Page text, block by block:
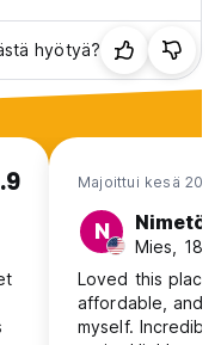
hyötyä?
Majoittui kesä 2024
N Nimetön
Mies, 18-
Loved this
affordable, and I
myself.